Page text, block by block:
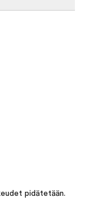
pidätetään.